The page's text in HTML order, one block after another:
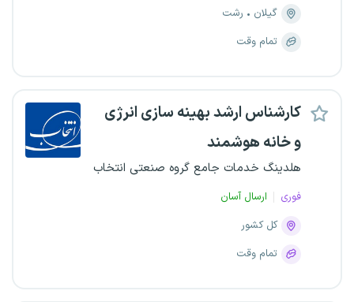
گیلان
رشت
تمام وقت
کارشناس ارشد بهینه سازی انرژی
و خانه هوشمند
هلدینگ خدمات جامع گروه صنعتی انتخاب
فوری
ارسال آسان
کل کشور
تمام وقت